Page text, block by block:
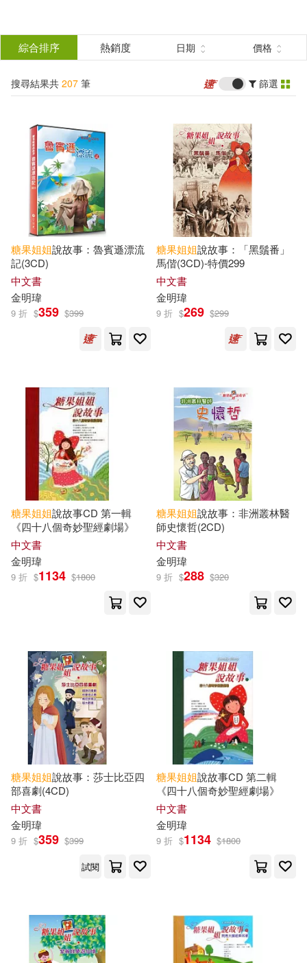
結
分類 (單選)
所有商品(207) 圖書(19)
有聲書(188)
作者 (可複選)
糖果姐姐(188) 金明瑋(8)
伍美珍(2) 伍美珍（主編）(2)
《意林》編輯部 編(1)
兩色風景(1) 本書編輯部編(1)
糖果姊姊(1) 糖果小俠(1)
出版社 (可複選)
愛播聽書FM(188) 宇宙光(9)
吉林攝影出版社(2)
晨光出版社(2) 明天出版社(1)
禾揚(1)
糖果小俠(1)
配送方式 (可複選)
可海外宅配(19)
綜合排序 熱銷度 日期 價格
搜尋結果共 207 筆 篩選
糖果姐姐說故事：魯賓遜漂流
記(3CD)
中文書
金明瑋
9 折 $359 $399
糖果姐姐說故事：「黑鬚番」
馬偕(3CD)-特價299
中文書
金明瑋
9 折 $269 $299
糖果姐姐說故事CD 第一輯
《四十八個奇妙聖經劇場》
中文書
金明瑋
9 折 $1134 $1800
糖果姐姐說故事：非洲叢林醫
師史懷哲(2CD)
中文書
金明瑋
9 折 $288 $320
糖果姐姐說故事：莎士比亞四
部喜劇(4CD)
中文書
金明瑋
9 折 $359 $399
試閱
糖果姐姐說故事CD 第二輯
《四十八個奇妙聖經劇場》
中文書
金明瑋
9 折 $1134 $1800